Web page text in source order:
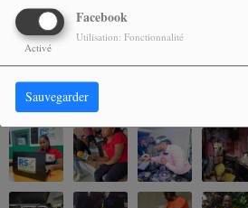
Facebook
Activé
Utilisation: Fonctionnalité
Sauvegarder
NOS ALBUMS PHOTOS